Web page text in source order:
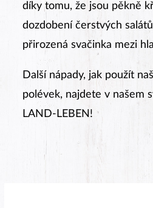
díky tomu, že jsou pěkně
dozdobení čerstvých
přirozená svačinka mezi
Další nápady, jak použít
polévek, najdete v našem
LAND-LEBEN!